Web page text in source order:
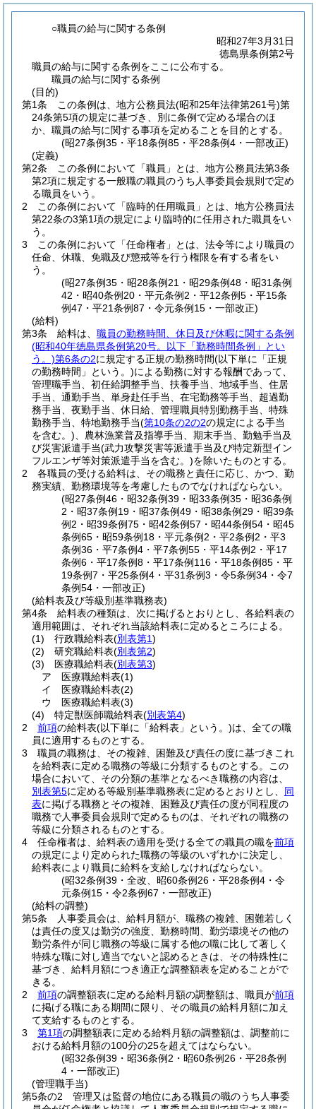
○職員の給与に関する条例
昭和27年3月31日
徳島県条例第2号
職員の給与に関する条例をここに公布する。
職員の給与に関する条例
(目的)
第1条
この条例は、地方公務員法(昭和25年法律第261号)第
24条第5項の規定に基づき、別に条例で定める場合のほ
か、職員の給与に関する事項を定めることを目的とする。
(昭27条例35・平18条例85・平28条例4・一部改正)
(定義)
第2条
この条例において「職員」とは、地方公務員法第3条
第2項に規定する一般職の職員のうち人事委員会規則で定め
る職員をいう。
2
この条例において「臨時的任用職員」とは、地方公務員法
第22条の3第1項の規定により臨時的に任用された職員をい
う。
3
この条例において「任命権者」とは、法令等により職員の
任命、休職、免職及び懲戒等を行う権限を有する者をい
う。
(昭27条例35・昭28条例21・昭29条例48・昭31条例
42・昭40条例20・平元条例2・平12条例5・平15条
例47・平21条例87・令元条例15・一部改正)
(給料)
第3条
給料は、 職員の勤務時間、休日及び休暇に関する条例
(昭和40年徳島県条例第20号。以下「勤務時間条例」とい
う。)第6条の2に規定する正規の勤務時間(以下単に「正規
の勤務時間」という。)による勤務に対する報酬であって、
管理職手当、初任給調整手当、扶養手当、地域手当、住居
手当、通勤手当、単身赴任手当、在宅勤務等手当、超過勤
務手当、夜勤手当、休日給、管理職員特別勤務手当、特殊
勤務手当、特地勤務手当(第10条の2の2の規定による手当
を含む。) 、農林漁業普及指導手当、期末手当、勤勉手当及
び災害派遣手当(武力攻撃災害等派遣手当及び特定新型イン
フルエンザ等対策派遣手当を含む。)を除いたものとする。
2
各職員の受ける給料は、その職務と責任に応じ、かつ、勤
務実績、勤務環境等を考慮したものでなければならない。
(昭27条例46・昭32条例39・昭33条例35・昭36条例
2・昭37条例19・昭37条例49・昭38条例29・昭39条
例2・昭39条例75・昭42条例57・昭44条例54・昭45
条例65・昭59条例18・平元条例2・平2条例2・平3
条例36・平7条例4・平7条例55・平14条例2・平17
条例6・平17条例8・平17条例116・平18条例85・平
19条例7・平25条例4・平31条例3・令5条例34・令7
条例54・一部改正)
(給料表及び等級別基準職務表)
第4条
給料表の種類は、次に掲げるとおりとし、各給料表の
適用範囲は、それぞれ当該給料表に定めるところによる。
(1)
行政職給料表(別表第1)
(2)
研究職給料表(別表第2)
(3)
医療職給料表(別表第3)
ア
医療職給料表(1)
イ
医療職給料表(2)
ウ
医療職給料表(3)
(4)
特定獣医師職給料表(別表第4)
2
前項の給料表(以下単に「給料表」という。)は、全ての職
員に適用するものとする。
3
職員の職務は、その複雑、困難及び責任の度に基づきこれ
を給料表に定める職務の等級に分類するものとする。
この
場合において、その分類の基準となるべき職務の内容は、
別表第5に定める等級別基準職務表に定めるとおりとし、 同
表に掲げる職務とその複雑、困難及び責任の度が同程度の
職務で人事委員会規則で定めるものは、それぞれの職務の
等級に分類されるものとする。
4
任命権者は、給料表の適用を受ける全ての職員の職を前項
の規定により定められた職務の等級のいずれかに決定し、
給料表により職員に給料を支給しなければならない。
(昭32条例39・全改、昭60条例26・平28条例4・令
元条例15・令2条例67・一部改正)
(給料の調整)
第5条
人事委員会は、給料月額が、職務の複雑、困難若しく
は責任の度又は勤労の強度、勤務時間、勤労環境その他の
勤労条件が同じ職務の等級に属する他の職に比して著しく
特殊な職に対し適当でないと認めるときは、その特殊性に
基づき、給料月額につき適正な調整額表を定めることがで
きる。
2
前項の調整額表に定める給料月額の調整額は、職員が前項
に掲げる職にある期間に限り、その職員の給料月額に加え
て支給するものとする。
3
第1項の調整額表に定める給料月額の調整額は、調整前に
おける給料月額の100分の25を超えてはならない。
(昭32条例39・昭36条例2・昭60条例26・平28条例
4・一部改正)
(管理職手当)
第5条の2
管理又は監督の地位にある職員の職のうち人事委